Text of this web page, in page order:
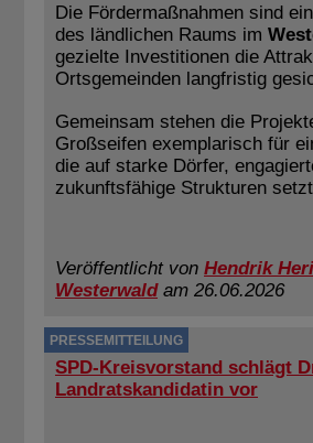
Die Fördermaßnahmen sind
des ländlichen Raums im
gezielte Investitionen die
Ortsgemeinden langfristig
Gemeinsam stehen die
Großseifen exemplarisch für
die auf starke Dörfer,
zukunftsfähige Strukturen
Veröffentlicht von Hendrik
Westerwaldam 26.06.2026
PRESSEMITTEILUNG
SPD-Kreisvorstand schlägt
Landratskandidatin vor